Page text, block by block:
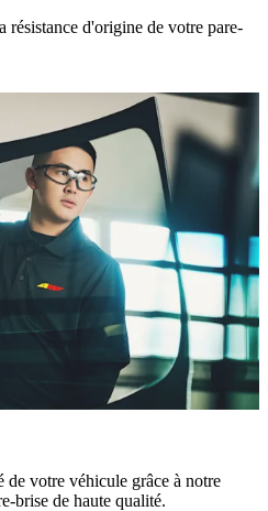
résistance d'origine de votre pare-
de votre véhicule grâce à notre
brise de haute qualité.